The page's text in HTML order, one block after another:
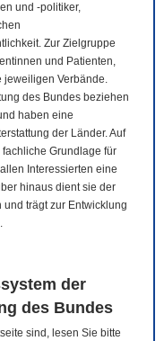
und -politiker,
Zur Zielgruppe
und Patienten,
jeweiligen Verbände.
des Bundes beziehen
haben eine
der Länder. Auf
Grundlage für
Interessierten eine
hinaus dient sie der
trägt zur Entwicklung
der
des Bundes
sind, lesen Sie bitte